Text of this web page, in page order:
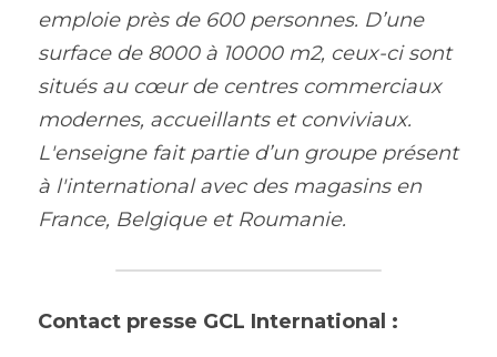
emploie près de 600 personnes. D’une
surface de 8000 à 10000 m2, ceux-ci sont
situés au cœur de centres commerciaux
modernes, accueillants et conviviaux.
L'enseigne fait partie d’un groupe présent
à l'international avec des magasins en
France, Belgique et Roumanie.
Contact presse GCL International :